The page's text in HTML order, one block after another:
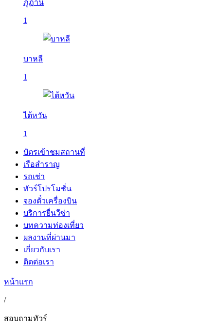
ภูฏาน
1
บาหลี
1
ไต้หวัน
1
บัตรเข้าชมสถานที่
เรือสำราญ
รถเช่า
ทัวร์โปรโมชั่น
จองตั๋วเครื่องบิน
บริการยื่นวีซ่า
บทความท่องเที่ยว
ผลงานที่ผ่านมา
เกี่ยวกับเรา
ติดต่อเรา
หน้าแรก
/
สอบถามทัวร์